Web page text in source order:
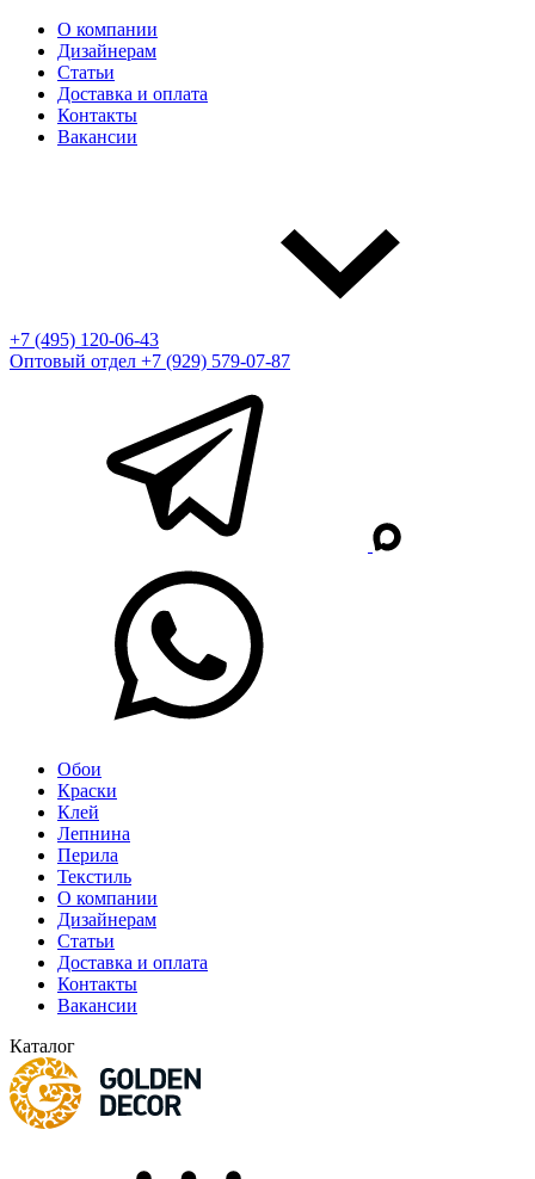
О компании
Дизайнерам
Статьи
Доставка и оплата
Контакты
Вакансии
+7 (495) 120-06-43
Оптовый отдел +7 (929) 579-07-87
Обои
Краски
Клей
Лепнина
Перила
Текстиль
О компании
Дизайнерам
Статьи
Доставка и оплата
Контакты
Вакансии
Каталог